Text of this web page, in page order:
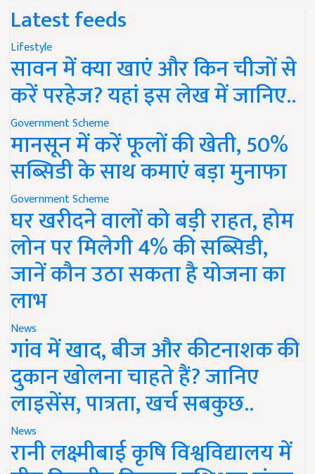
Latest feeds
Lifestyle
सावन में क्या खाएं और किन चीजों से
करें परहेज? यहां इस लेख में जानिए..
Government Scheme
मानसून में करें फूलों की खेती, 50%
सब्सिडी के साथ कमाएं बड़ा मुनाफा
Government Scheme
घर खरीदने वालों को बड़ी राहत, होम
लोन पर मिलेगी 4% की सब्सिडी,
जानें कौन उठा सकता है योजना का
लाभ
News
गांव में खाद, बीज और कीटनाशक की
दुकान खोलना चाहते हैं? जानिए
लाइसेंस, पात्रता, खर्च सबकुछ..
News
रानी लक्ष्मीबाई कृषि विश्वविद्यालय में